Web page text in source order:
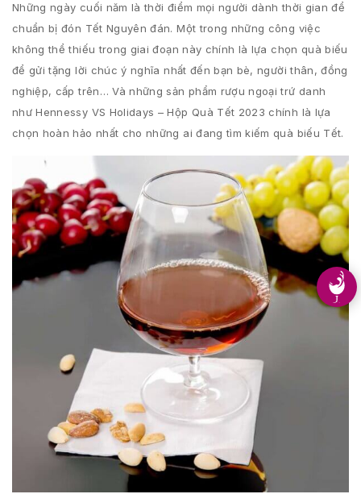
Những ngày cuối năm là thời điểm mọi người dành thời gian để
chuẩn bị đón Tết Nguyên đán. Một trong những công việc
không thể thiếu trong giai đoạn này chính là lựa chọn quà biếu
để gửi tặng lời chúc ý nghĩa nhất đến bạn bè, người thân, đồng
nghiệp, cấp trên… Và những sản phẩm rượu ngoại trứ danh
như Hennessy VS Holidays – Hộp Quà Tết 2023 chính là lựa
chọn hoàn hảo nhất cho những ai đang tìm kiếm quà biếu Tết.